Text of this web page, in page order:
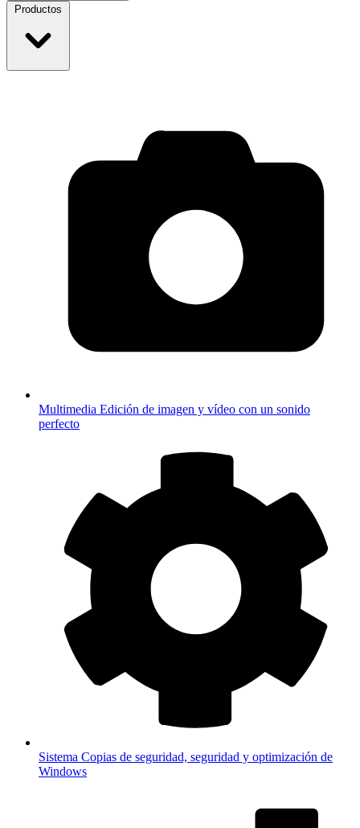
Productos
Multimedia Edición de imagen y vídeo con un sonido
perfecto
Sistema Copias de seguridad, seguridad y optimización de
Windows